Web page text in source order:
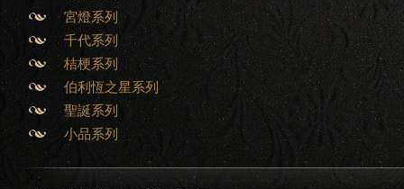
宮燈系列
千代系列
桔梗系列
伯利恆之星系列
聖誕系列
小品系列